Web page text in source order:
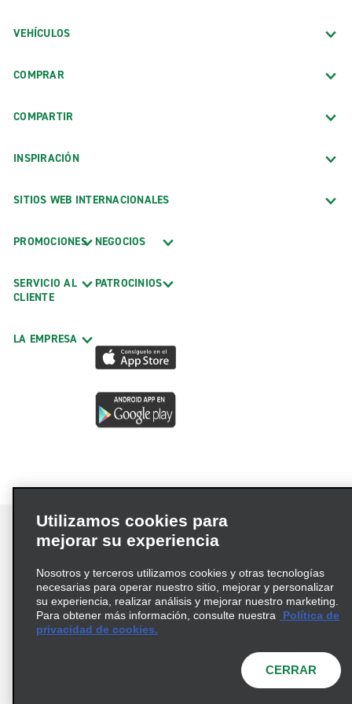
VEHÍCULOS
COMPRAR
COMPARTIR
INSPIRACIÓN
SITIOS WEB INTERNACIONALES
PROMOCIONES
SERVICIO AL
CLIENTE
LA EMPRESA
NEGOCIOS
PATROCINIOS
Términos de uso
Política de privacidad
Política de cookies
Información de Salud del Consumidor
© 2026 Enterprise Holdings, Inc. Todos los derechos
Utilizamos cookies para
mejorar su experiencia
Nosotros y terceros utilizamos cookies y otras tecnologías
necesarias para operar nuestro sitio, mejorar y personalizar
su experiencia, realizar análisis y mejorar nuestro marketing.
Para obtener más información, consulte nuestra
Política de
privacidad de cookies.
CERRAR